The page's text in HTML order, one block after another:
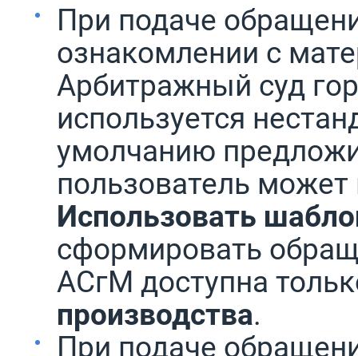
При подаче
ознакомлении с
Арбитражный суд
используется
умолчанию
пользователь
Использовать
сформировать
АСгМ доступна
производства.
При подаче